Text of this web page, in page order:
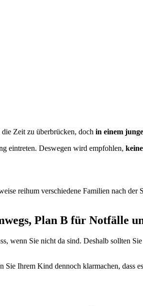
Zeit zu überbrücken, doch in einem
eintreten. Deswegen wird empfohlen,
reihum verschiedene Familien nach
Plan B für Notfälle
wenn Sie nicht da sind. Deshalb sollten
Ihrem Kind dennoch klarmachen, dass